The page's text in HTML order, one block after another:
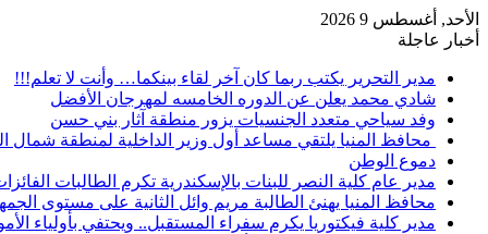
الأحد, أغسطس 9 2026
أخبار عاجلة
مدير التحرير يكتب ربما كان آخر لقاء بينكما… وأنت لا تعلم!!!
شادي محمد يعلن عن الدوره الخامسه لمهرجان الأفضل
وفد سياحي متعدد الجنسيات يزور منطقة آثار بني حسن
محافظ المنيا يلتقي مساعد أول وزير الداخلية لمنطقة شمال
دموع الوطن
مدير عام كلية النصر للبنات بالإسكندرية تكرم الطالبات
محافظ المنيا يهنئ الطالبة مريم وائل الثانية على مستوى
مدير كلية فيكتوريا يكرم سفراء المستقبل.. ويحتفي بأولياء